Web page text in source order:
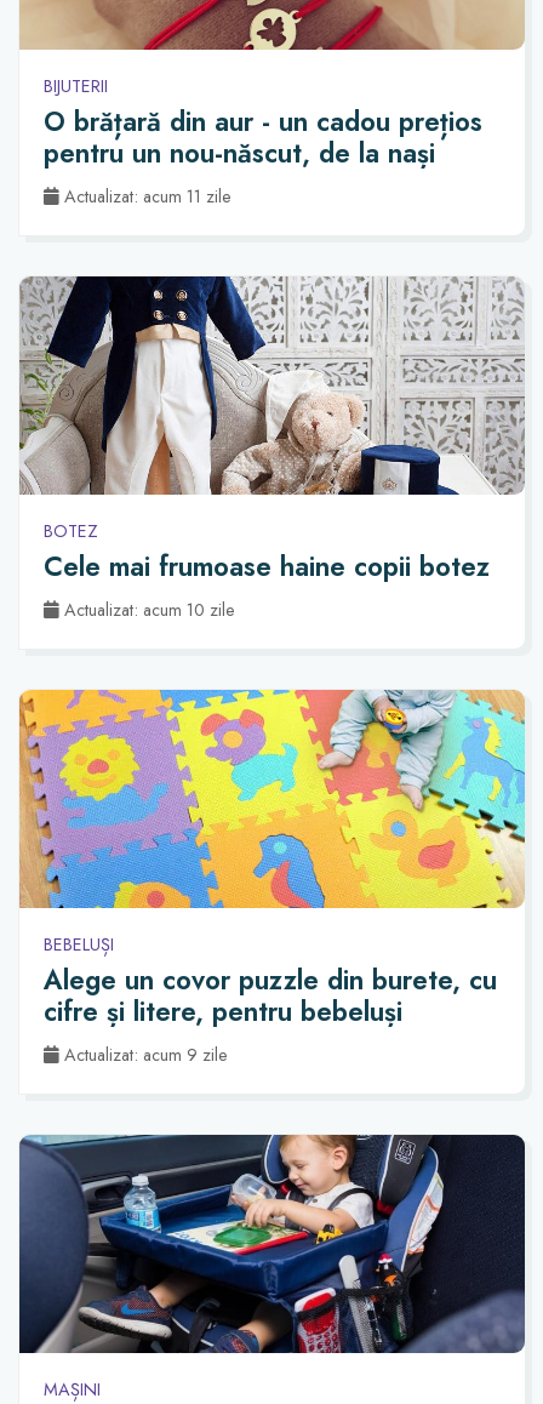
BIJUTERII
O brățară din aur - un cadou prețios
pentru un nou-născut, de la nași
Actualizat: acum 11 zile
BOTEZ
Cele mai frumoase haine copii botez
Actualizat: acum 10 zile
BEBELUȘI
Alege un covor puzzle din burete, cu
cifre și litere, pentru bebeluși
Actualizat: acum 9 zile
MAȘINI